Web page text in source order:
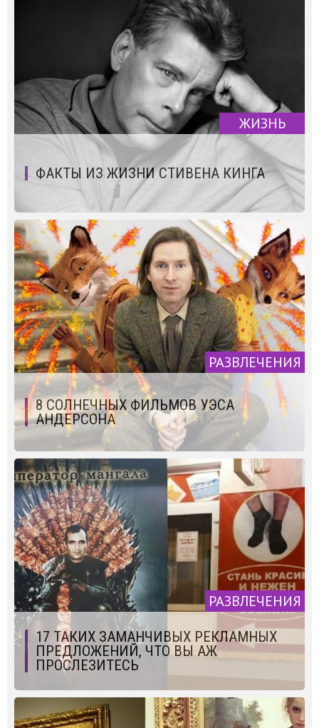
ЖИЗНЬ
ФАКТЫ ИЗ ЖИЗНИ СТИВЕНА КИНГА
РАЗВЛЕЧЕНИЯ
8 СОЛНЕЧНЫХ ФИЛЬМОВ УЭСА
АНДЕРСОНА
РАЗВЛЕЧЕНИЯ
17 ТАКИХ ЗАМАНЧИВЫХ РЕКЛАМНЫХ
ПРЕДЛОЖЕНИЙ, ЧТО ВЫ АЖ
ПРОСЛЕЗИТЕСЬ